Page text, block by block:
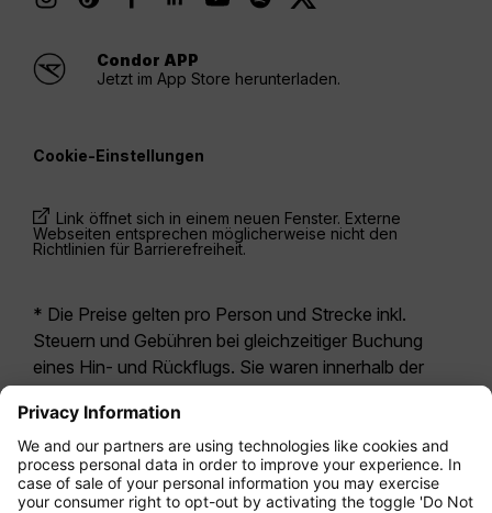
Condor APP
Jetzt im App Store herunterladen.
Cookie-Einstellungen
Link öffnet sich in einem neuen Fenster. Externe
Webseiten entsprechen möglicherweise nicht den
Richtlinien für Barrierefreiheit.
* Die Preise gelten pro Person und Strecke inkl.
Steuern und Gebühren bei gleichzeitiger Buchung
eines Hin- und Rückflugs. Sie waren innerhalb der
letzten 24 Stunden verfügbar und sind
möglicherweise nicht mehr aktuell. Bei den für die
Economy Class angegebenen Tarifen handelt es
sich i.d.R. um Economy Zero, unsere restriktivste
Tarifoption. Es können hierfür zusätzliche Gebühren